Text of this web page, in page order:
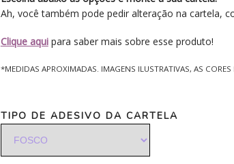
Ah, você também pode pedir alteração na cartela,
Clique aquipara saber mais sobre esse produto!
*MEDIDAS APROXIMADAS. IMAGENS ILUSTRATIVAS, AS
TIPO DE ADESIVO DA CARTELA